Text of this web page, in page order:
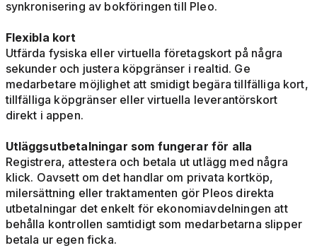
synkronisering av bokföringen till Pleo.
Flexibla kort
Utfärda fysiska eller virtuella företagskort på några
sekunder och justera köpgränser i realtid. Ge
medarbetare möjlighet att smidigt begära tillfälliga kort,
tillfälliga köpgränser eller virtuella leverantörskort
direkt i appen.
Utläggsutbetalningar som fungerar för alla
Registrera, attestera och betala ut utlägg med några
klick. Oavsett om det handlar om privata kortköp,
milersättning eller traktamenten gör Pleos direkta
utbetalningar det enkelt för ekonomiavdelningen att
behålla kontrollen samtidigt som medarbetarna slipper
betala ur egen ficka.